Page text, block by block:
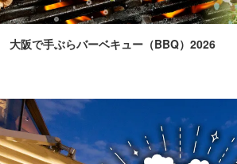
大阪で手ぶらバーベキュー（BBQ）2026